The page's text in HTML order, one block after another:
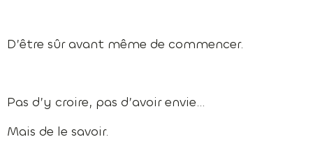
D’être sûr avant même de commencer.
Pas d’y croire, pas d’avoir envie…
Mais de le savoir.